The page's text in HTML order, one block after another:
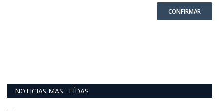
CONFIRMAR
NOTICIAS MAS LEÍDAS